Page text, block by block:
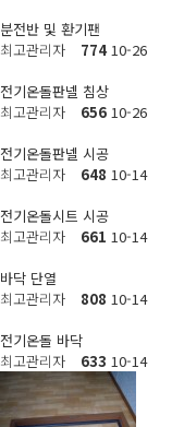
분전반 및 환기팬
최고관리자
774 10-26
전기온돌판넬 침상
최고관리자
656 10-26
전기온돌판넬 시공
최고관리자
648 10-14
전기온돌시트 시공
최고관리자
661 10-14
바닥 단열
최고관리자
808 10-14
전기온돌 바닥
최고관리자
633 10-14